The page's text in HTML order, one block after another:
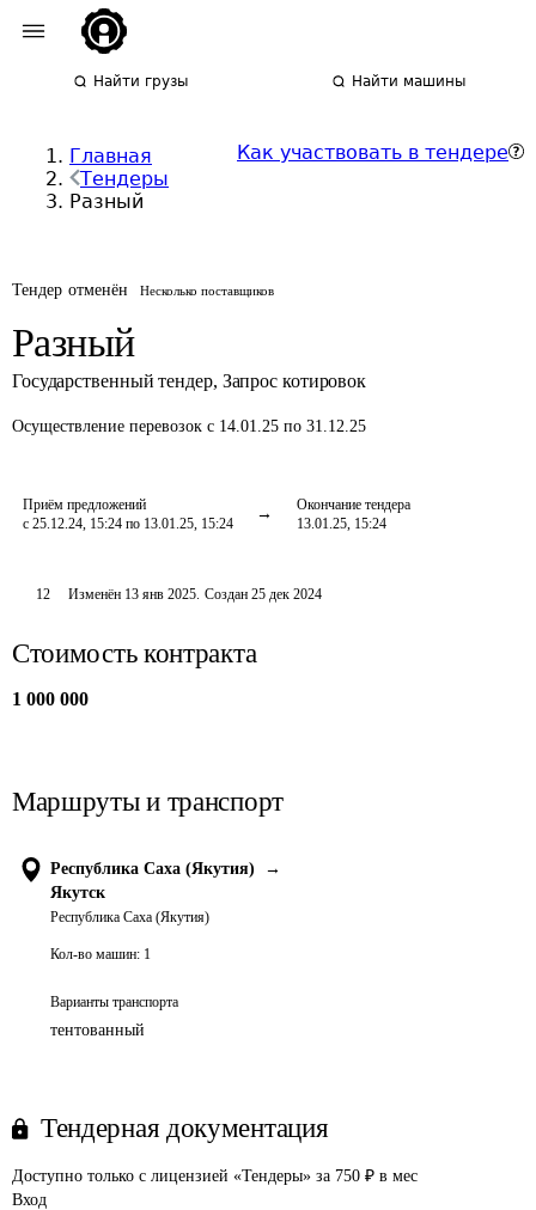
Найти грузы Найти машины
Главная
Тендеры
Разный
Как участвовать в тендере
Тендер отменён Несколько поставщиков
Разный
Государственный тендер, Запрос котировок
Осуществление перевозок с 14.01.25 по 31.12.25
Приём предложений
с 25.12.24, 15:24 по 13.01.25, 15:24
Окончание тендера
13.01.25, 15:24
12 Изменён 13 янв 2025. Создан 25 дек 2024
Стоимость контракта
1 000 000
Маршруты и транспорт
Республика Саха (Якутия)
→
Якутск
Республика Саха (Якутия)
Кол-во машин: 1
Варианты транспорта
тентованный
Тендерная документация
Доступно только с лицензией «Тендеры» за 750 ₽ в мес
Вход